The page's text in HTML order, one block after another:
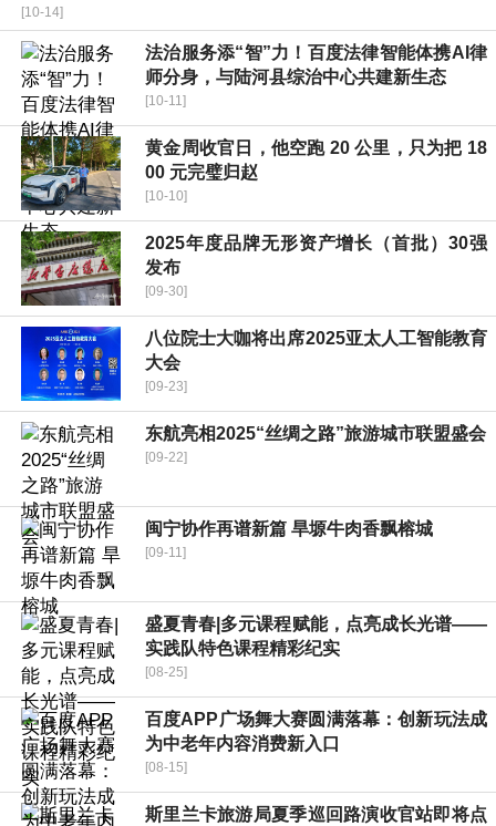
[10-14]
法治服务添“智”力！百度法律智能体携AI律
师分身，与陆河县综治中心共建新生态
[10-11]
黄金周收官日，他空跑 20 公里，只为把 18
00 元完璧归赵
[10-10]
2025年度品牌无形资产增长（首批）30强
发布
[09-30]
八位院士大咖将出席2025亚太人工智能教育
大会
[09-23]
东航亮相2025“丝绸之路”旅游城市联盟盛会
[09-22]
闽宁协作再谱新篇 旱塬牛肉香飘榕城
[09-11]
盛夏青春|多元课程赋能，点亮成长光谱——
实践队特色课程精彩纪实
[08-25]
百度APP广场舞大赛圆满落幕：创新玩法成
为中老年内容消费新入口
[08-15]
斯里兰卡旅游局夏季巡回路演收官站即将点